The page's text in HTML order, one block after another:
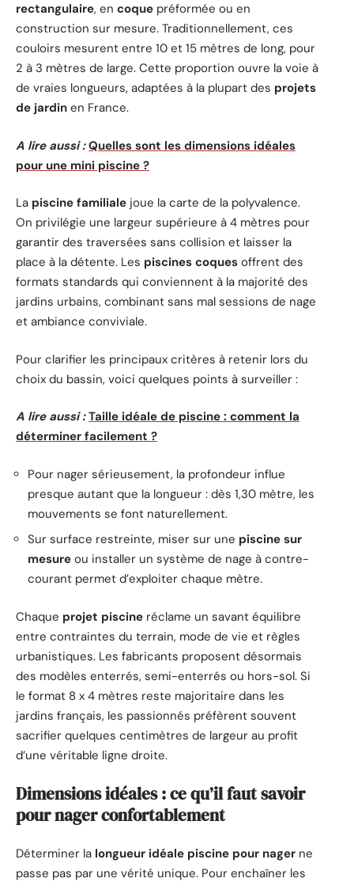
rectangulaire, en coque préformée ou en
construction sur mesure. Traditionnellement, ces
couloirs mesurent entre 10 et 15 mètres de long, pour
2 à 3 mètres de large. Cette proportion ouvre la voie à
de vraies longueurs, adaptées à la plupart des projets
de jardin en France.
A lire aussi : Quelles sont les dimensions idéales
pour une mini piscine ?
La piscine familiale joue la carte de la polyvalence.
On privilégie une largeur supérieure à 4 mètres pour
garantir des traversées sans collision et laisser la
place à la détente. Les piscines coques offrent des
formats standards qui conviennent à la majorité des
jardins urbains, combinant sans mal sessions de nage
et ambiance conviviale.
Pour clarifier les principaux critères à retenir lors du
choix du bassin, voici quelques points à surveiller :
A lire aussi : Taille idéale de piscine : comment la
déterminer facilement ?
Pour nager sérieusement, la profondeur influe
presque autant que la longueur : dès 1,30 mètre, les
mouvements se font naturellement.
Sur surface restreinte, miser sur une piscine sur
mesure ou installer un système de nage à contre-
courant permet d’exploiter chaque mètre.
Chaque projet piscine réclame un savant équilibre
entre contraintes du terrain, mode de vie et règles
urbanistiques. Les fabricants proposent désormais
des modèles enterrés, semi-enterrés ou hors-sol. Si
le format 8 x 4 mètres reste majoritaire dans les
jardins français, les passionnés préfèrent souvent
sacrifier quelques centimètres de largeur au profit
d’une véritable ligne droite.
Dimensions idéales : ce qu’il faut savoir
pour nager confortablement
Déterminer la longueur idéale piscine pour nager ne
passe pas par une vérité unique. Pour enchaîner les